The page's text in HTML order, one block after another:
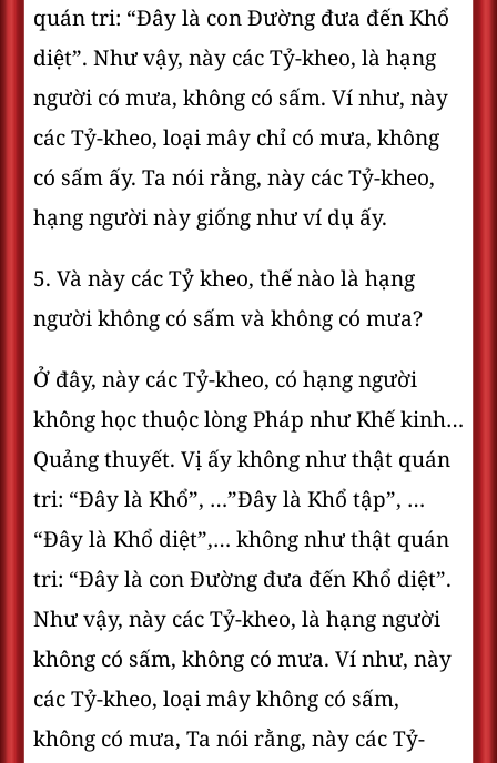
quán tri: “Ðây là con Ðường đưa đến Khổ
diệt”. Như vậy, này các Tỷ-kheo, là hạng
người có mưa, không có sấm. Ví như, này
các Tỷ-kheo, loại mây chỉ có mưa, không
có sấm ấy. Ta nói rằng, này các Tỷ-kheo,
hạng người này giống như ví dụ ấy.
5. Và này các Tỷ kheo, thế nào là hạng
người không có sấm và không có mưa?
Ở đây, này các Tỷ-kheo, có hạng người
không học thuộc lòng Pháp như Khế kinh…
Quảng thuyết. Vị ấy không như thật quán
tri: “Ðây là Khổ”, …”Ðây là Khổ tập”, …
“Ðây là Khổ diệt”,… không như thật quán
tri: “Ðây là con Ðường đưa đến Khổ diệt”.
Như vậy, này các Tỷ-kheo, là hạng người
không có sấm, không có mưa. Ví như, này
các Tỷ-kheo, loại mây không có sấm,
không có mưa, Ta nói rằng, này các Tỷ-